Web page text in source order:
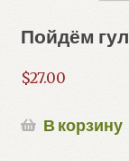
Пойдём
$27.00
В корзину